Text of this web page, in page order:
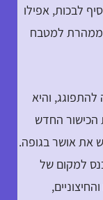
לבכות, אפילו
וממהרת למטבח
והיא
החדש
את אושר בגופה.
למקום של